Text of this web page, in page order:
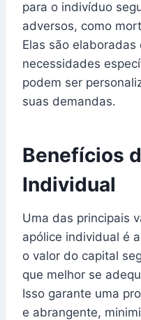
para o indivíduo
adversos, como
Elas são
necessidades
podem ser
suas demandas.
Benefícios
Individual
Uma das principais
apólice individual é
o valor do capital
que melhor se
Isso garante uma
e abrangente,